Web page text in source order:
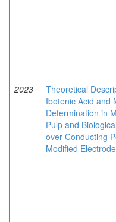
2023
Theoretical
Ibotenic Acid and
Determination in
Pulp and
over Conducting
Modified Electrode